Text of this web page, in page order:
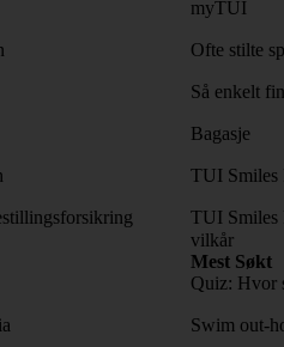
myTUI
Ofte stilte
Så enkelt
Bagasje
TUI Smiles
TUI Smiles
vilkår
Mest Søkt
Quiz: Hvor
Swim out-